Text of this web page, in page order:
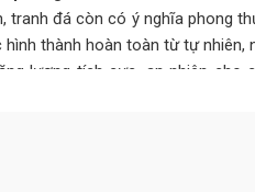
tranh đá còn có ý nghĩa phong
thành hoàn toàn từ tự
lượng tích cực, an nhiên cho
trong công việc, sự nghiệp.